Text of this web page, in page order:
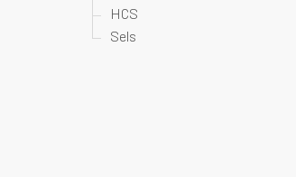
HCS
Sels